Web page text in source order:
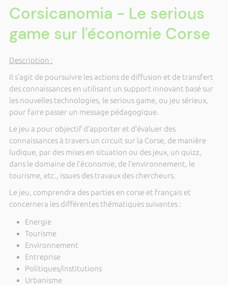
Corsicanomia - Le serious
game sur l'économie Corse
Description :
Il s’agit de poursuivre les actions de diffusion et de transfert
des connaissances en utilisant un support innovant basé sur
les nouvelles technologies, le serious game, ou jeu sérieux,
pour faire passer un message pédagogique.
Le jeu a pour objectif d’apporter et d’évaluer des
connaissances à travers un circuit sur la Corse, de manière
ludique, par des mises en situation ou des jeux, un quizz,
dans le domaine de l’économie, de l’environnement, le
tourisme, etc., issues des travaux des chercheurs.
Le jeu, comprendra des parties en corse et français et
concernera les différentes thématiques suivantes :
Energie
Tourisme
Environnement
Entreprise
Politiques/institutions
Urbanisme